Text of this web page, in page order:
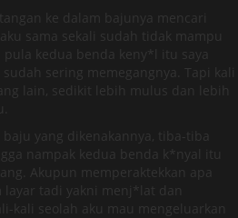
ke dalam bajunya mencari
sama sekali sudah tidak mampu
kedua benda keny*l itu saya
sering memegangnya. Tapi kali
lain, sedikit lebih mulus dan lebih
yang dikenakannya, tiba-tiba
nampak kedua benda k*nyal itu
Akupun memperaktekkan apa
layar tadi yakni menj*lat dan
kali seolah aku mau mengeluarkan